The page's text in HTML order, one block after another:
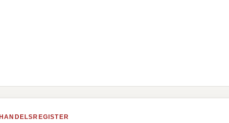
HANDELSREGISTER